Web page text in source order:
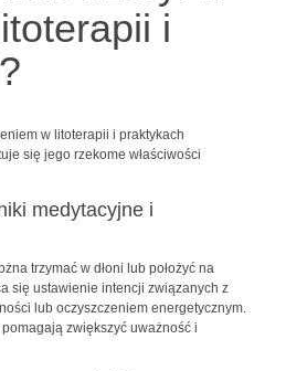
i
w litoterapii i praktykach
się jego rzekome właściwości
medytacyjne i
trzymać w dłoni lub położyć na
się ustawienie intencji związanych z
lub oczyszczeniem energetycznym.
zwiększyć uważność i